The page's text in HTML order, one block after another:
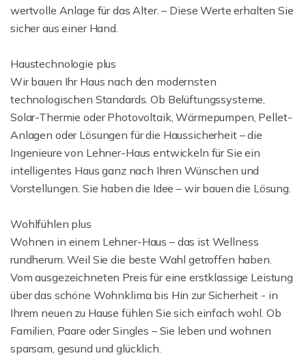
wertvolle Anlage für das Alter. – Diese Werte erhalten Sie
sicher aus einer Hand.
Haustechnologie plus
Wir bauen Ihr Haus nach den modernsten
technologischen Standards. Ob Belüftungssysteme,
Solar-Thermie oder Photovoltaik, Wärmepumpen, Pellet-
Anlagen oder Lösungen für die Haussicherheit – die
Ingenieure von Lehner-Haus entwickeln für Sie ein
intelligentes Haus ganz nach Ihren Wünschen und
Vorstellungen. Sie haben die Idee – wir bauen die Lösung.
Wohlfühlen plus
Wohnen in einem Lehner-Haus – das ist Wellness
rundherum. Weil Sie die beste Wahl getroffen haben.
Vom ausgezeichneten Preis für eine erstklassige Leistung
über das schöne Wohnklima bis Hin zur Sicherheit - in
Ihrem neuen zu Hause fühlen Sie sich einfach wohl. Ob
Familien, Paare oder Singles – Sie leben und wohnen
sparsam, gesund und glücklich.